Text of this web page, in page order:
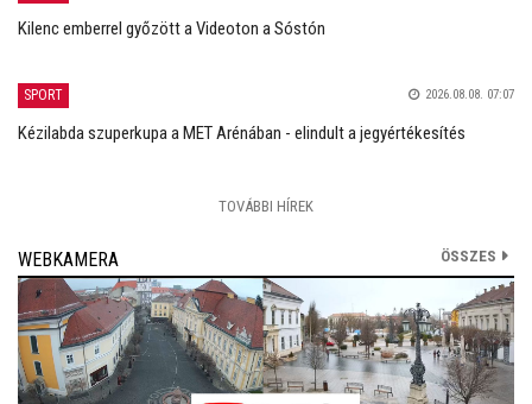
Kilenc emberrel győzött a Videoton a Sóstón
SPORT 2026.08.08. 07:07
Kézilabda szuperkupa a MET Arénában - elindult a jegyértékesítés
TOVÁBBI HÍREK
WEBKAMERA ÖSSZES